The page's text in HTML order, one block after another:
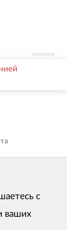
спонсор
с
ваших